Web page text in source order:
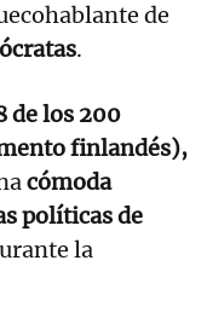
de
.
de los 200
finlandés),
cómoda
políticas de
la